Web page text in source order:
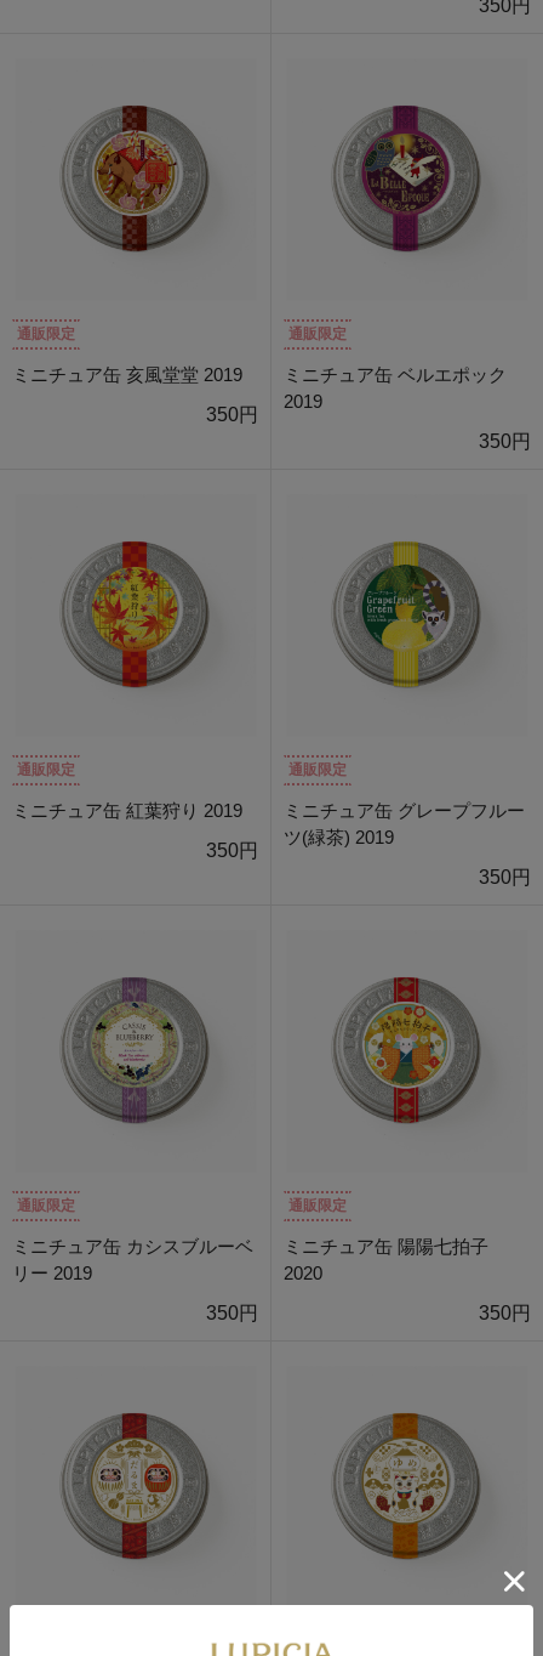
350円
通販限定
ミニチュア缶 亥風堂堂 2019
350円
通販限定
ミニチュア缶 ベルエポック
2019
350円
通販限定
ミニチュア缶 紅葉狩り 2019
350円
通販限定
ミニチュア缶 グレープフルー
ツ(緑茶) 2019
350円
通販限定
ミニチュア缶 カシスブルーベ
リー 2019
350円
通販限定
ミニチュア缶 陽陽七拍子
2020
350円
通販限定